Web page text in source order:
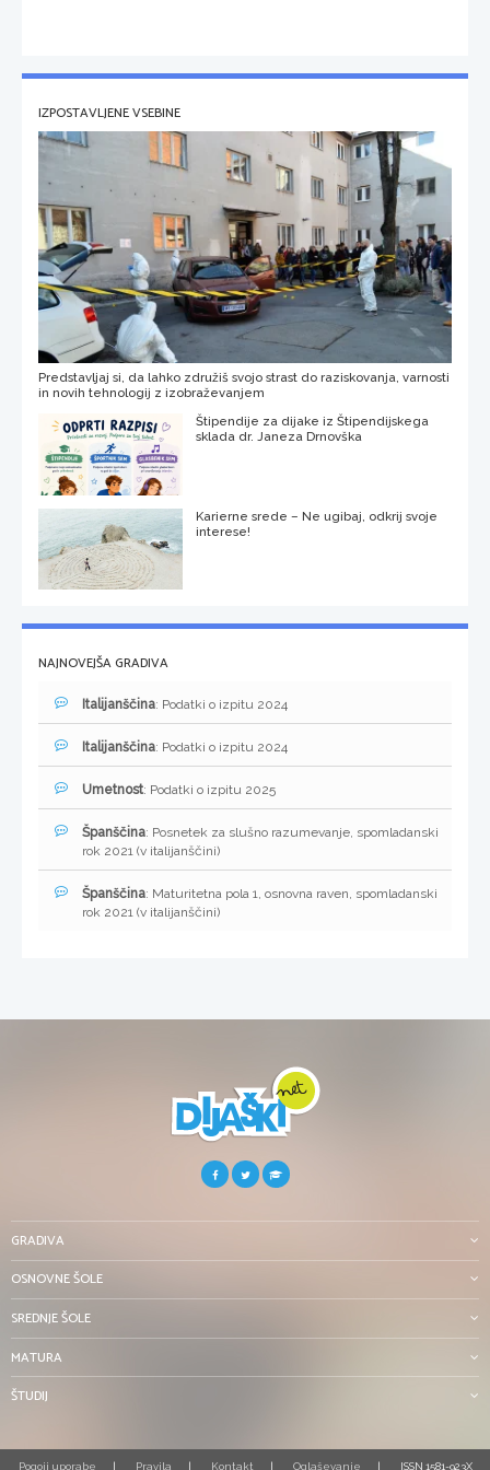
IZPOSTAVLJENE VSEBINE
Predstavljaj si, da lahko združiš svojo strast do raziskovanja, varnosti
in novih tehnologij z izobraževanjem
Štipendije za dijake iz Štipendijskega
sklada dr. Janeza Drnovška
Karierne srede – Ne ugibaj, odkrij svoje
interese!
NAJNOVEJŠA GRADIVA
Italijanščina: Podatki o izpitu 2024
Italijanščina: Podatki o izpitu 2024
Umetnost: Podatki o izpitu 2025
Španščina: Posnetek za slušno razumevanje, spomladanski
rok 2021 (v italijanščini)
Španščina: Maturitetna pola 1, osnovna raven, spomladanski
rok 2021 (v italijanščini)
GRADIVA
OSNOVNE ŠOLE
SREDNJE ŠOLE
MATURA
ŠTUDIJ
Pogoji uporabe Pravila Kontakt Oglaševanje ISSN 1581-923X